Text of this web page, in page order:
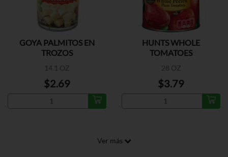
GOYA PALMITOS EN
TROZOS
14.1 OZ
$2.69
HUNTS WHOLE
TOMATOES
28 OZ
$3.79
Ver más